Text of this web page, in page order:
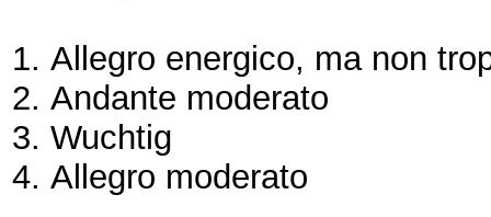
1. Allegro energico, ma non
2. Andante moderato
3. Wuchtig
4. Allegro moderato